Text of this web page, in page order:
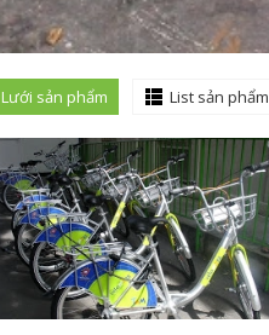
Lưới sản phẩm List sản phẩm